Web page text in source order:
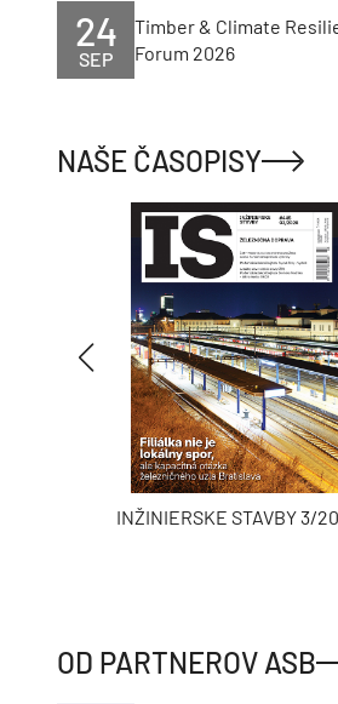
SEP
24
Timber & Climate
Forum 2026
NAŠE ČASOPISY
INŽINIERSKE STAVBY 3/
OD PARTNEROV ASB